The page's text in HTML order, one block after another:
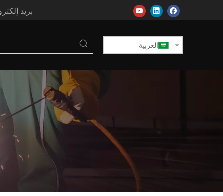
بريد
العربية